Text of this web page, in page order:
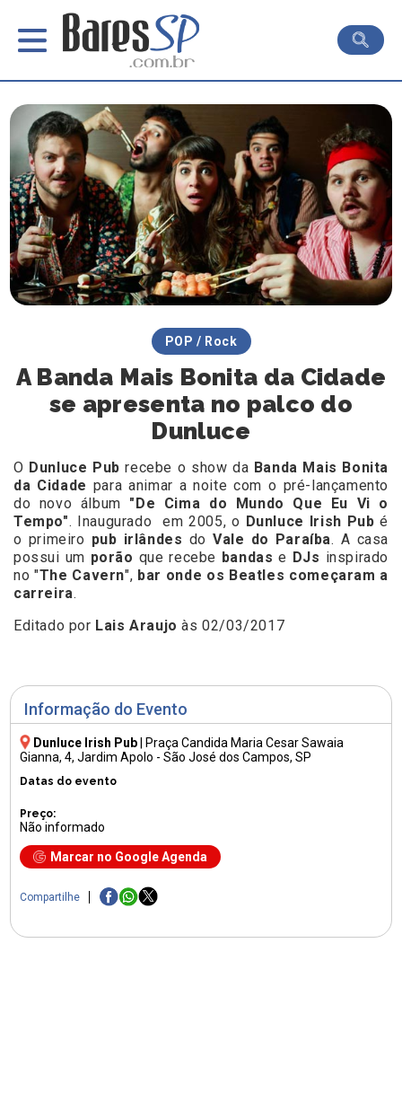
Informação do Evento
Dunluce Irish Pub
Praça Candida Maria Cesar Sawaia
Gianna, 4, Jardim Apolo - São José dos Campos, SP
Datas do evento
Preço:
Não informado
Marcar no Google Agenda
Compartilhe
POP / Rock
A Banda Mais Bonita da Cidade
se apresenta no palco do
Dunluce
O Dunluce Pub recebe o show da Banda Mais Bonita
da Cidade para animar a noite com o pré-lançamento
do novo álbum "De Cima do Mundo Que Eu Vi o
Tempo". Inaugurado em 2005, o Dunluce Irish Pubé
o primeiro pub irlândes do Vale do Paraíba. A casa
possui um porão que recebe bandas e DJs inspirado
no "The Cavern", bar onde os Beatles começaram a
carreira.
Editado por Lais Araujo às 02/03/2017